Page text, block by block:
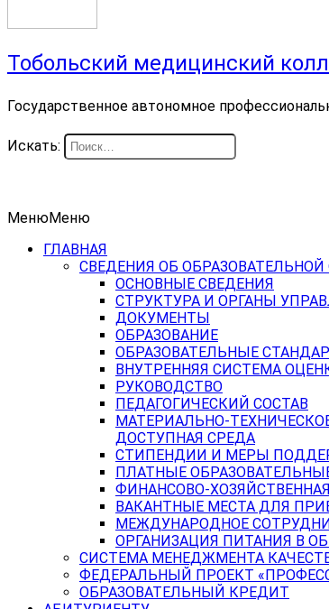
Тобольский медицинский
Государственное автономное
Искать:
МенюМеню
ГЛАВНАЯ
СВЕДЕНИЯ ОБ
ОСНОВНЫЕ СВЕДЕНИЯ
СТРУКТУРА И ОРГАНЫ
ДОКУМЕНТЫ
ОБРАЗОВАНИЕ
ОБРАЗОВАТЕЛЬНЫЕ
ВНУТРЕННЯЯ СИСТЕМА
РУКОВОДСТВО
ПЕДАГОГИЧЕСКИЙ СОСТАВ
МАТЕРИАЛЬНО-
ДОСТУПНАЯ СРЕДА
СТИПЕНДИИ И МЕРЫ
ПЛАТНЫЕ
ФИНАНСОВО-
ВАКАНТНЫЕ МЕСТА ДЛЯ
МЕЖДУНАРОДНОЕ
ОРГАНИЗАЦИЯ ПИТАНИЯ В
СИСТЕМА МЕНЕДЖМЕНТА
ФЕДЕРАЛЬНЫЙ ПРОЕКТ
ОБРАЗОВАТЕЛЬНЫЙ КРЕДИТ